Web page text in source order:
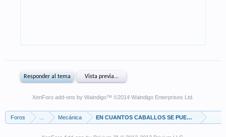
XenForo add-ons by Waindigo™ ©2014 Waindigo Enterprises Ltd
Foros Mecánica EN CUANTOS CABALLOS SE PUEDE PONER